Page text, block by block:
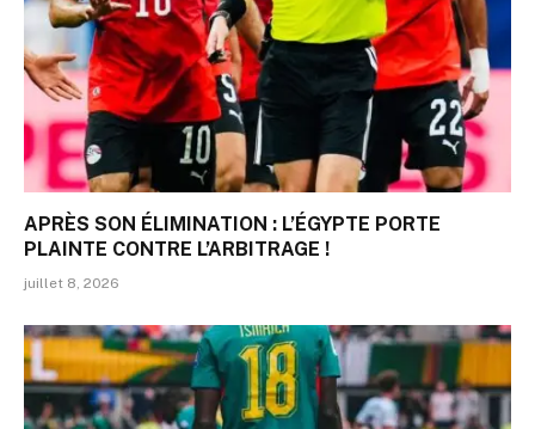
APRÈS SON ÉLIMINATION : L’ÉGYPTE PORTE
PLAINTE CONTRE L’ARBITRAGE !
juillet 8, 2026